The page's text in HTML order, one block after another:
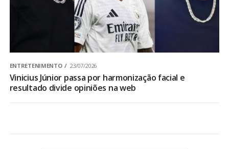
ENTRETENIMENTO 23/07/2026
Vinicius Júnior passa por harmonização facial e
resultado divide opiniões na web